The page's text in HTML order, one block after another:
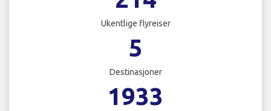
Ukentlige flyreiser
5
Destinasjoner
1933